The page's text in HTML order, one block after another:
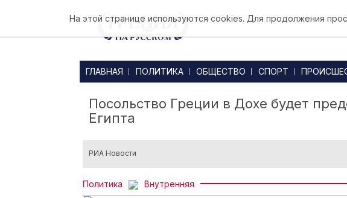
ГЛАВНАЯ ПОЛИТИКА ОБЩЕСТВО СПОРТ
Посольство Греции в Дохе будет
Египта
РИА Новости
Политика Внутренняя
На этой странице используются cookies. Для продолжения